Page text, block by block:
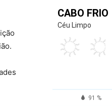
CABO FRIO
Céu Limpo
91 %